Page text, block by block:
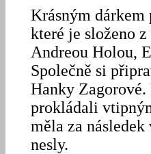
Krásným dárkem
které je složeno
Andreou Holou,
Společně si
Hanky
prokládali
měla za
nesly.